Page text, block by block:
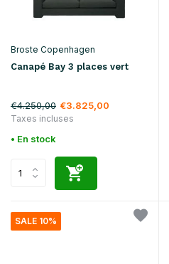
Broste Copenhagen
Canapé Bay 3 places vert
€4.250,00 €3.825,00
Taxes incluses
• En stock
SALE 10%